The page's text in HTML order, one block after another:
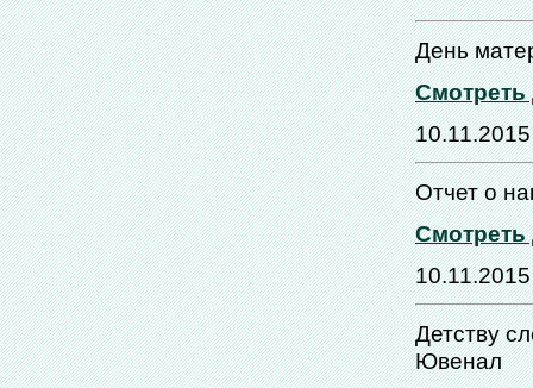
День
Смотреть
10.11.2015
Отчет о
Смотреть
10.11.2015
Детству
Ювенал